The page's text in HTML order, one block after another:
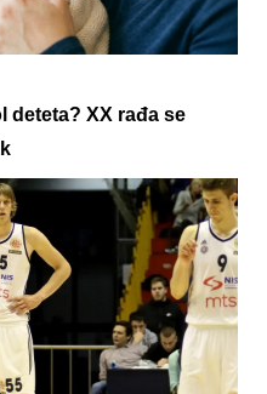
deteta? XX rađa se